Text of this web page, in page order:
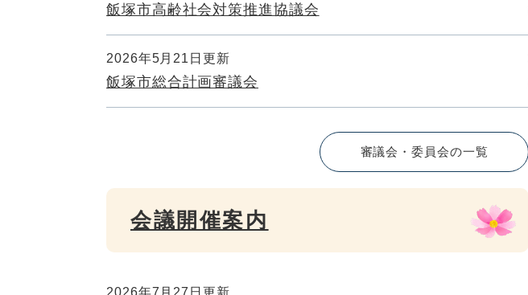
飯塚市高齢社会対策推進協議会
2026年5月21日更新
飯塚市総合計画審議会
審議会・委員会の一覧
会議開催案内